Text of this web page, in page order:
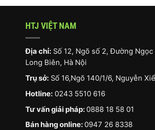
HTJ VIỆT NAM
Địa chỉ: Số 12, Ngõ số 2, Đường
Long Biên, Hà Nội
Trụ sở: Số 16,Ngõ 140/1/6, Nguyễn
Hotline: 0243 5510 616
Tư vấn giải pháp: 0888 18 58 01
Bán hàng online: 0947 26 8338